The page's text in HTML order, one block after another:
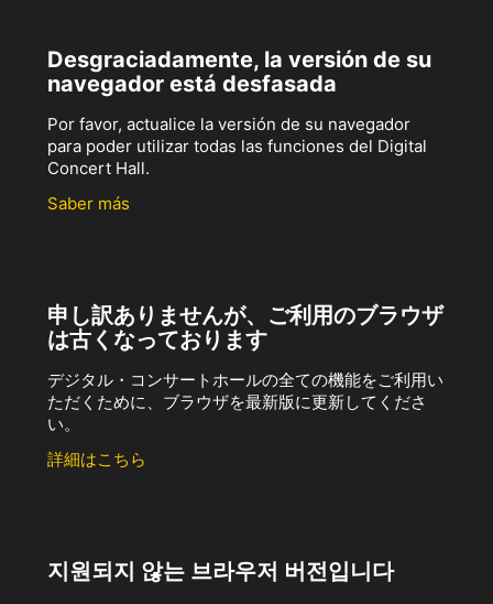
Desgraciadamente, la versión de su
navegador está desfasada
Por favor, actualice la versión de su navegador
para poder utilizar todas las funciones del Digital
Concert Hall.
Saber más
申し訳ありませんが、ご利用のブラウザ
は古くなっております
デジタル・コンサートホールの全ての機能をご利用い
ただくために、ブラウザを最新版に更新してくださ
い。
詳細はこちら
지원되지 않는 브라우저 버전입니다